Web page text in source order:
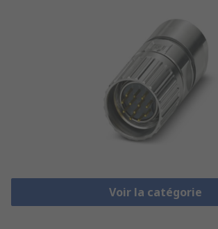
Voir la catégorie